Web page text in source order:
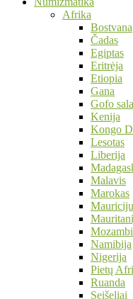
Afrika
Bostvana
Čadas
Egiptas
Eritrėja
Etiopia
Gana
Gofo sala
Kenija
Kongo
Lesotas
Liberija
Malavis
Marokas
Namibija
Nigerija
Pietų
Ruanda
Seišeliai